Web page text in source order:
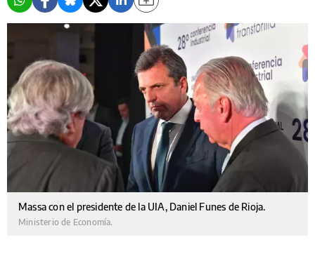
Massa con el presidente de la UIA, Daniel Funes de Rioja.
Ministerio de Economía.